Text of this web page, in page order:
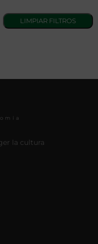
la cultura